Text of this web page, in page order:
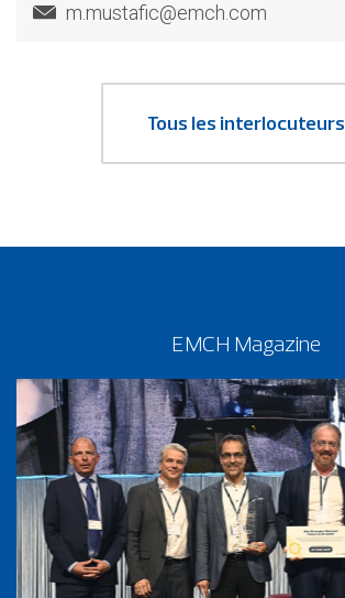
m.mustafic@emch.com
Tous les interlocuteurs
EMCH Magazine